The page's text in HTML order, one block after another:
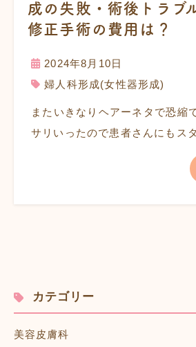
成の失敗・術後トラブ
修正手術の費用は？
2024年8月10日
婦人科形成(女性器形成)
またいきなりヘアーネタで恐縮
サリいったので患者さんにもス
カテゴリー
美容皮膚科